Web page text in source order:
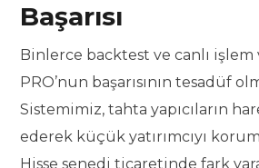
Başarısı
Binlerce backtest ve canlı işlem
PRO’nun başarısının tesadüf
Sistemimiz, tahta yapıcıların
ederek küçük yatırımcıyı
Hisse senedi ticaretinde fark